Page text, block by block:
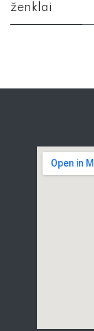
ženklai